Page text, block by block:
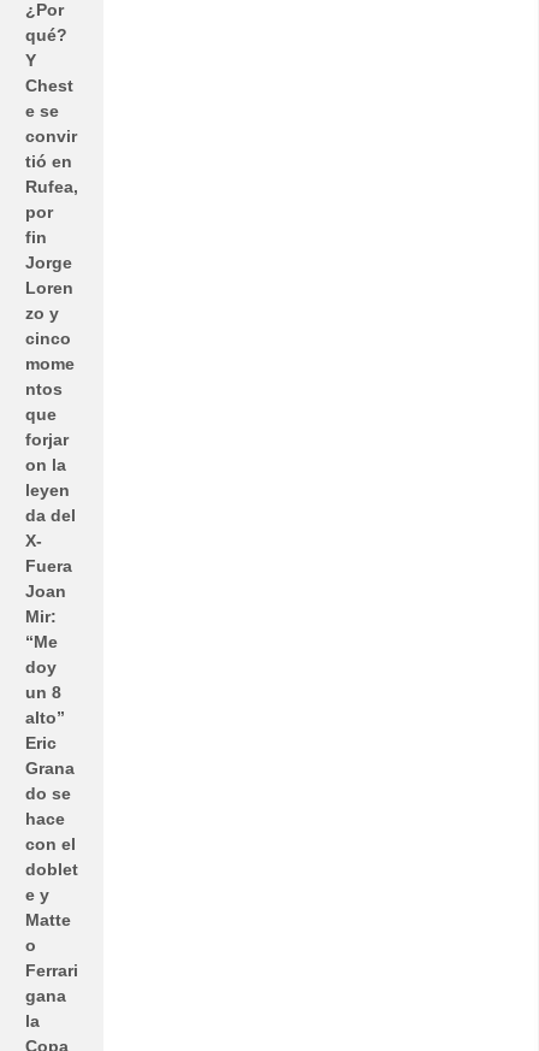
¿Por
qué?
Y
Chest
e se
convir
tió en
Rufea,
por
fin
Jorge
Loren
zo y
cinco
mome
ntos
que
forjar
on la
leyen
da del
X-
Fuera
Joan
Mir:
“Me
doy
un 8
alto”
Eric
Grana
do se
hace
con el
doblet
e y
Matte
o
Ferrari
gana
la
Copa